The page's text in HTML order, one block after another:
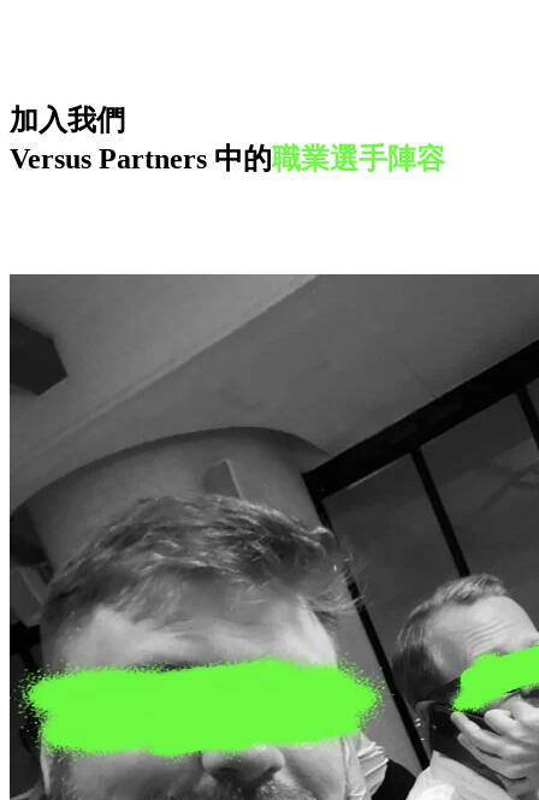
加入我們
Versus Partners 中的職業選手陣容